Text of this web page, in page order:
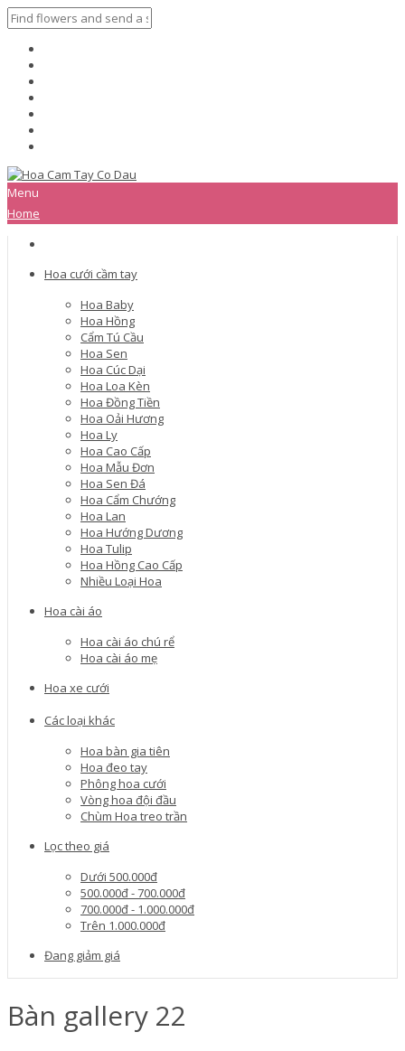
Menu
Home
Hoa cưới cầm tay
Hoa Baby
Hoa Hồng
Cẩm Tú Cầu
Hoa Sen
Hoa Cúc Dại
Hoa Loa Kèn
Hoa Đồng Tiền
Hoa Oải Hương
Hoa Ly
Hoa Cao Cấp
Hoa Mẫu Đơn
Hoa Sen Đá
Hoa Cẩm Chướng
Hoa Lan
Hoa Hướng Dương
Hoa Tulip
Hoa Hồng Cao Cấp
Nhiều Loại Hoa
Hoa cài áo
Hoa cài áo chú rể
Hoa cài áo mẹ
Hoa xe cưới
Các loại khác
Hoa bàn gia tiên
Hoa đeo tay
Phông hoa cưới
Vòng hoa đội đầu
Chùm Hoa treo trần
Lọc theo giá
Dưới 500.000đ
500.000đ - 700.000đ
700.000đ - 1.000.000đ
Trên 1.000.000đ
Đang giảm giá
Bàn gallery 22